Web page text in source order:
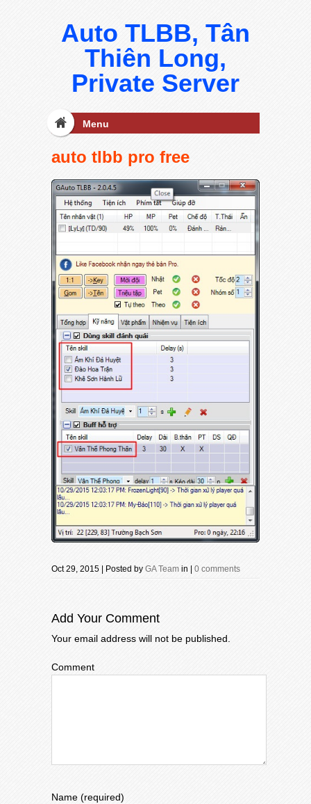
Auto TLBB, Tân
Thiên Long,
Private Server
Menu
auto tlbb pro free
Oct 29, 2015 | Posted by GA Team in | 0 comments
Add Your Comment
Your email address will not be published.
Comment
Name (required)